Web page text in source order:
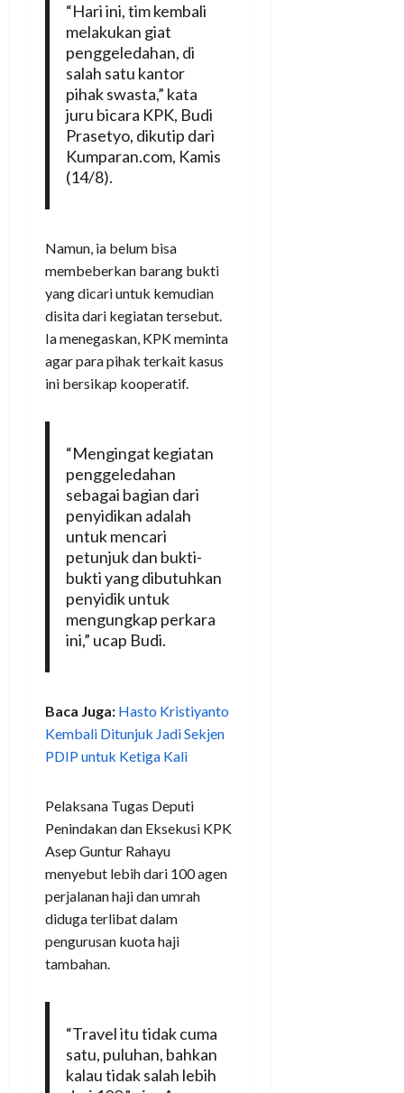
“Hari ini, tim kembali
melakukan giat
penggeledahan, di
salah satu kantor
pihak swasta,” kata
juru bicara KPK, Budi
Prasetyo, dikutip dari
Kumparan.com, Kamis
(14/8).
Namun, ia belum bisa
membeberkan barang bukti
yang dicari untuk kemudian
disita dari kegiatan tersebut.
Ia menegaskan, KPK meminta
agar para pihak terkait kasus
ini bersikap kooperatif.
“Mengingat kegiatan
penggeledahan
sebagai bagian dari
penyidikan adalah
untuk mencari
petunjuk dan bukti-
bukti yang dibutuhkan
penyidik untuk
mengungkap perkara
ini,” ucap Budi.
Baca Juga: Hasto Kristiyanto
Kembali Ditunjuk Jadi Sekjen
PDIP untuk Ketiga Kali
Pelaksana Tugas Deputi
Penindakan dan Eksekusi KPK
Asep Guntur Rahayu
menyebut lebih dari 100 agen
perjalanan haji dan umrah
diduga terlibat dalam
pengurusan kuota haji
tambahan.
“Travel itu tidak cuma
satu, puluhan, bahkan
kalau tidak salah lebih